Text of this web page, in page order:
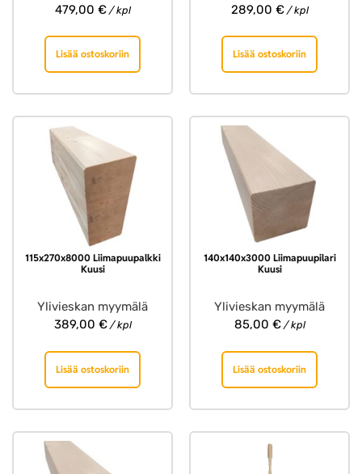
479,00 €/ kpl
Lisää ostoskoriin
289,00 €/ kpl
Lisää ostoskoriin
115x270x8000 Liimapuupalkki
Kuusi
Ylivieskan myymälä
389,00 €/ kpl
Lisää ostoskoriin
140x140x3000 Liimapuupilari
Kuusi
Ylivieskan myymälä
85,00 €/ kpl
Lisää ostoskoriin